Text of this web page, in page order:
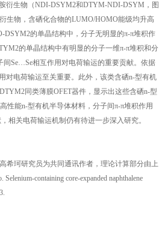
衍生物（NDI-DSYM2和DTYM-NDI-DSYM，图
生物，含硒化合物的LUMO/HOMO能级均升高
DSYM2的单晶结构中，分子无明显的π-π堆积作
的单晶结构中有明显的分子一维π-π堆积和分
间Se…Se相互作用对电荷输运的重要贡献。依据
对电荷输运至关重要。此外，该类含硒n-型有机
同类薄膜OFET器件，显示出这些含硒n-型
性能n-型有机半导体材料，分子间π-π堆积作用
相关电荷输运机制仍有待进一步深入研究。
希珂研究员为共同通讯作者，理论计算部分由上
containing core-expanded naphthalene